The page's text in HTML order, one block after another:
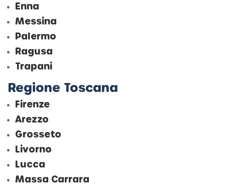
Enna
Messina
Palermo
Ragusa
Trapani
Regione Toscana
Firenze
Arezzo
Grosseto
Livorno
Lucca
Massa Carrara